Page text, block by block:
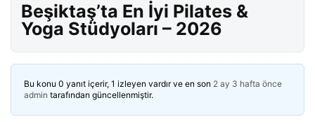
Beşiktaş’ta En İyi Pilates &
Yoga Stüdyoları – 2026
Bu konu 0 yanıt içerir, 1 izleyen vardır ve en son 2 ay 3 hafta önce
admin tarafından güncellenmiştir.